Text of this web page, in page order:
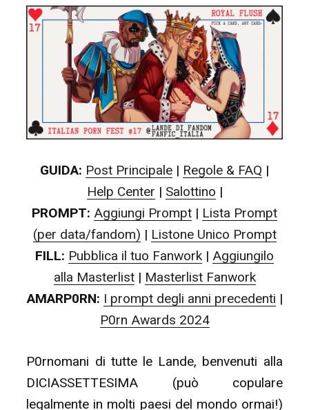
annuncio”
GUIDA: Post Principale | Regole & FAQ |
Help Center | Salottino |
PROMPT: Aggiungi Prompt | Lista Prompt
(per data/fandom) | Listone Unico Prompt
FILL: Pubblica il tuo Fanwork | Aggiungilo
alla Masterlist| Masterlist Fanwork
AMARP0RN: I prompt degli anni precedenti |
P0rn Awards 2024
P0rnomani di tutte le Lande, benvenuti alla
DICIASSETTESIMA (può copulare
legalmente in molti paesi del mondo ormai!)